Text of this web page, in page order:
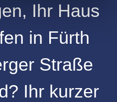
Ihr Haus
in Fürth
Straße
? Ihr kurzer